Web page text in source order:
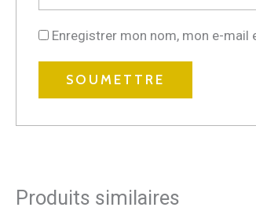
Enregistrer mon nom, mon e-mail
Produits similaires